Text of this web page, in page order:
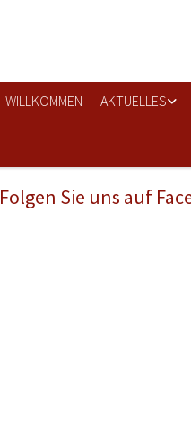
WILLKOMMEN AKTUELLES
Folgen Sie uns auf